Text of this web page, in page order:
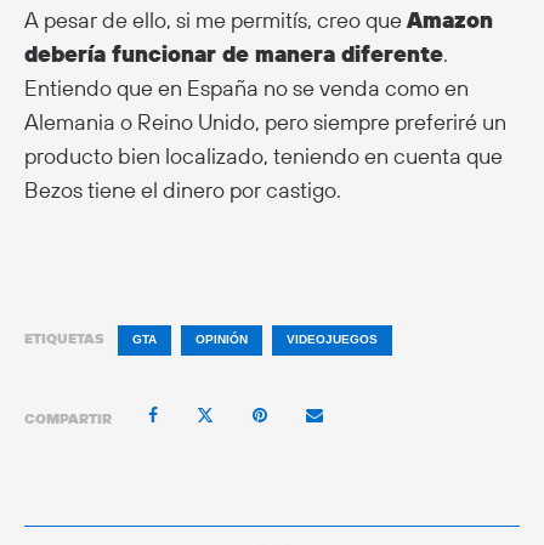
A pesar de ello, si me permitís, creo queAmazon
debería funcionar de manera diferente.
Entiendo que en España no se venda como en
Alemania o Reino Unido, pero siempre preferiré un
producto bien localizado, teniendo en cuenta que
Bezos tiene el dinero por castigo.
ETIQUETAS GTA OPINIÓN VIDEOJUEGOS
COMPARTIR